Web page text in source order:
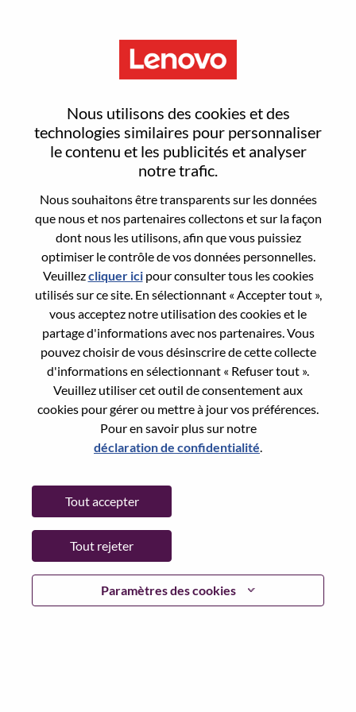
Nous utilisons des cookies et des
technologies similaires pour personnaliser
le contenu et les publicités et analyser
notre trafic.
Nous souhaitons être transparents sur les données
que nous et nos partenaires collectons et sur la façon
dont nous les utilisons, afin que vous puissiez
optimiser le contrôle de vos données personnelles.
Veuillezcliquer icipour consulter tous les cookies
utilisés sur ce site. En sélectionnant « Accepter tout »,
vous acceptez notre utilisation des cookies et le
partage d'informations avec nos partenaires. Vous
pouvez choisir de vous désinscrire de cette collecte
d'informations en sélectionnant « Refuser tout ».
Veuillez utiliser cet outil de consentement aux
cookies pour gérer ou mettre à jour vos préférences.
Pour en savoir plus sur notre
déclaration de confidentialité.
Paramètres des cookies
Tout accepter
Tout rejeter
Reset password
Are you sure you want to reset your
Enter the email address associated with your
account, then click "Continue".
We will email you a link to reset your
password.
Reset password with your e-mail
E-mail*
Continue
Go Back